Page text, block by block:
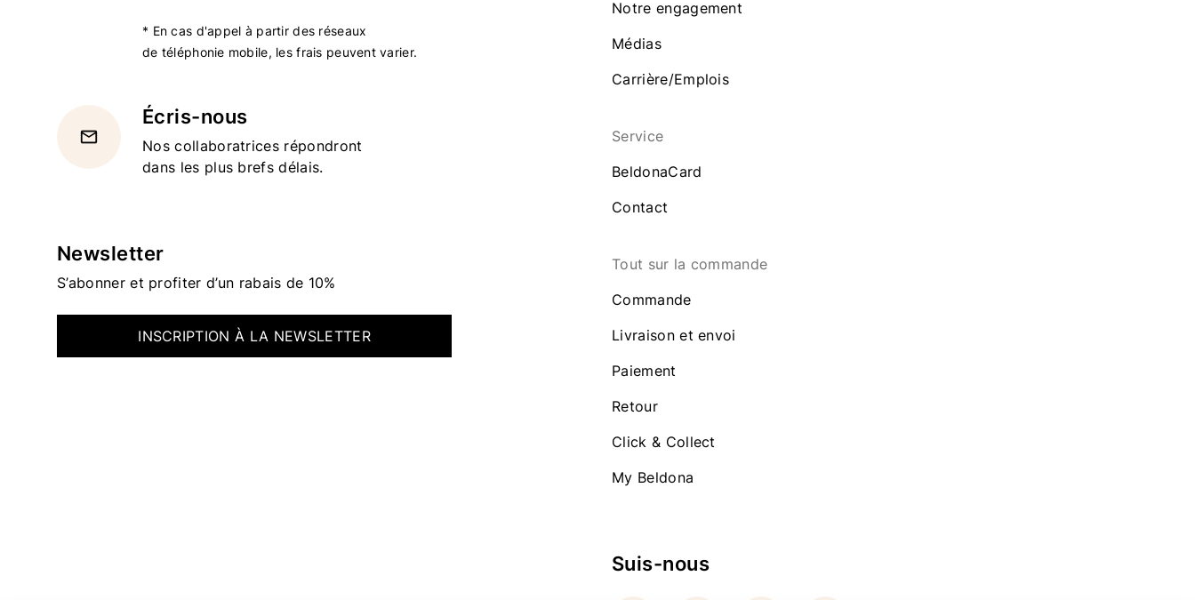
* En cas d'appel à partir des réseaux
de téléphonie mobile, les frais peuvent varier.
email
Écris-nous
Nos collaboratrices répondront
dans les plus brefs délais.
Newsletter
S’abonner et profiter d’un rabais de 10%
INSCRIPTION À LA NEWSLETTER
Notre engagement
Médias
Carrière/Emplois
Service
BeldonaCard
Contact
Tout sur la commande
Commande
Livraison et envoi
Paiement
Retour
Click & Collect
My Beldona
Suis-nous